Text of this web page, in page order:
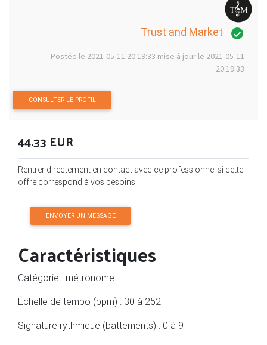
Trust and Market
Postée le 2021-05-11 20:19:33 mise à jour le 2021-05-11
20:19:33
CONSULTER LE PROFIL
44.33 EUR
Rentrer directement en contact avec ce professionnel si cette
offre correspond à vos besoins.
ENVOYER UN MESSAGE
Caractéristiques
Catégorie : métronome
Échelle de tempo (bpm) : 30 à 252
Signature rythmique (battements) : 0 à 9